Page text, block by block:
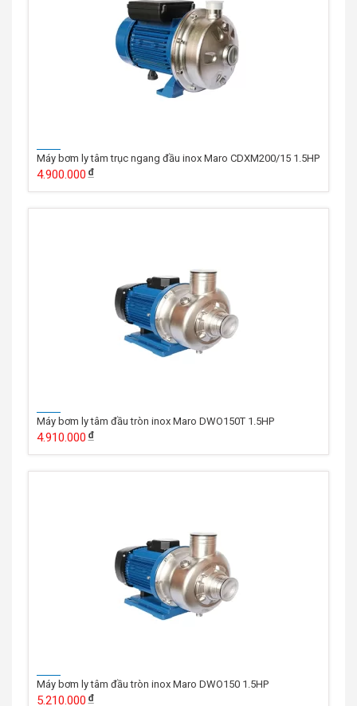
Máy bơm ly tâm trục ngang đầu inox Maro CDXM200/15 1.5HP
4.900.000
Máy bơm ly tâm đầu tròn inox Maro DWO150T 1.5HP
4.910.000
Máy bơm ly tâm đầu tròn inox Maro DWO150 1.5HP
5.210.000